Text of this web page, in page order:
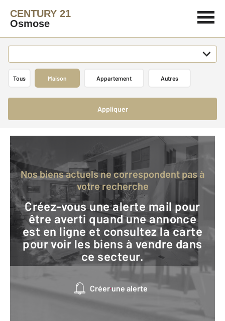
CENTURY 21
Osmose
Tous Maison Appartement Autres
Appliquer
Nos biens actuels ne correspondent pas à
votre recherche
Créez-vous une alerte mail pour
être averti quand une annonce
est en ligne et consultez la carte
pour voir les biens à vendre dans
ce secteur.
Créer une alerte